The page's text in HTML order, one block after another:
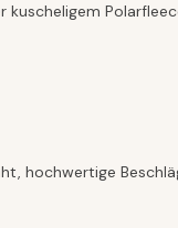
kuscheligem
hochwertige